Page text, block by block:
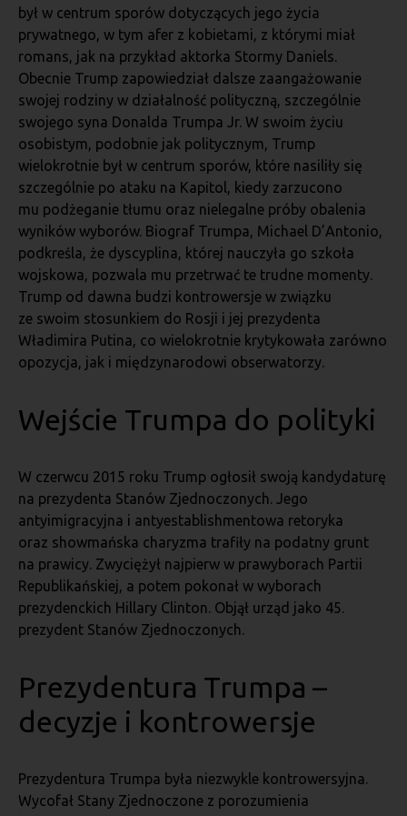
był w centrum sporów dotyczących jego życia
prywatnego, w tym afer z kobietami, z którymi miał
romans, jak na przykład aktorka Stormy Daniels.
Obecnie Trump zapowiedział dalsze zaangażowanie
swojej rodziny w działalność polityczną, szczególnie
swojego syna Donalda Trumpa Jr. W swoim życiu
osobistym, podobnie jak politycznym, Trump
wielokrotnie był w centrum sporów, które nasiliły się
szczególnie po ataku na Kapitol, kiedy zarzucono
mu podżeganie tłumu oraz nielegalne próby obalenia
wyników wyborów. Biograf Trumpa, Michael D’Antonio,
podkreśla, że dyscyplina, której nauczyła go szkoła
wojskowa, pozwala mu przetrwać te trudne momenty.
Trump od dawna budzi kontrowersje w związku
ze swoim stosunkiem do Rosji i jej prezydenta
Władimira Putina, co wielokrotnie krytykowała zarówno
opozycja, jak i międzynarodowi obserwatorzy.
Wejście Trumpa do polityki
W czerwcu 2015 roku Trump ogłosił swoją kandydaturę
na prezydenta Stanów Zjednoczonych. Jego
antyimigracyjna i antyestablishmentowa retoryka
oraz showmańska charyzma trafiły na podatny grunt
na prawicy. Zwyciężył najpierw w prawyborach Partii
Republikańskiej, a potem pokonał w wyborach
prezydenckich Hillary Clinton. Objął urząd jako 45.
prezydent Stanów Zjednoczonych.
Prezydentura Trumpa –
decyzje i kontrowersje
Prezydentura Trumpa była niezwykle kontrowersyjna.
Wycofał Stany Zjednoczone z porozumienia